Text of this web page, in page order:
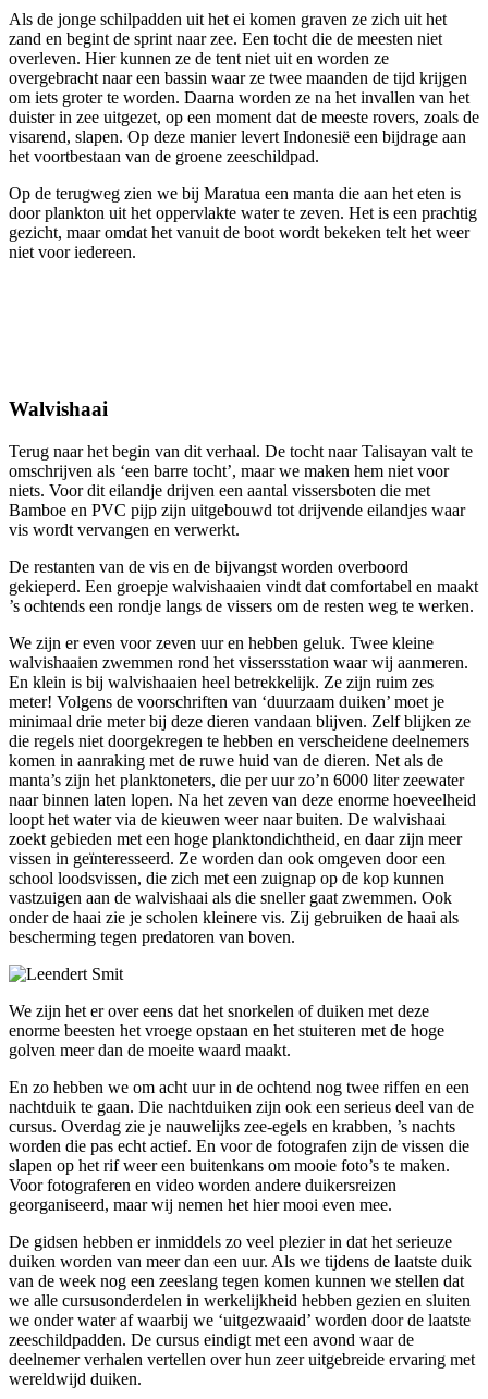
Als de jonge schilpadden uit het ei komen graven ze zich uit het
zand en begint de sprint naar zee. Een tocht die de meesten niet
overleven. Hier kunnen ze de tent niet uit en worden ze
overgebracht naar een bassin waar ze twee maanden de tijd krijgen
om iets groter te worden. Daarna worden ze na het invallen van het
duister in zee uitgezet, op een moment dat de meeste rovers, zoals de
visarend, slapen. Op deze manier levert Indonesië een bijdrage aan
het voortbestaan van de groene zeeschildpad.
Op de terugweg zien we bij Maratua een manta die aan het eten is
door plankton uit het oppervlakte water te zeven. Het is een prachtig
gezicht, maar omdat het vanuit de boot wordt bekeken telt het weer
niet voor iedereen.
Walvishaai
Terug naar het begin van dit verhaal. De tocht naar Talisayan valt te
omschrijven als ‘een barre tocht’, maar we maken hem niet voor
niets. Voor dit eilandje drijven een aantal vissersboten die met
Bamboe en PVC pijp zijn uitgebouwd tot drijvende eilandjes waar
vis wordt vervangen en verwerkt.
De restanten van de vis en de bijvangst worden overboord
gekieperd. Een groepje walvishaaien vindt dat comfortabel en maakt
’s ochtends een rondje langs de vissers om de resten weg te werken.
We zijn er even voor zeven uur en hebben geluk. Twee kleine
walvishaaien zwemmen rond het vissersstation waar wij aanmeren.
En klein is bij walvishaaien heel betrekkelijk. Ze zijn ruim zes
meter! Volgens de voorschriften van ‘duurzaam duiken’ moet je
minimaal drie meter bij deze dieren vandaan blijven. Zelf blijken ze
die regels niet doorgekregen te hebben en verscheidene deelnemers
komen in aanraking met de ruwe huid van de dieren. Net als de
manta’s zijn het planktoneters, die per uur zo’n 6000 liter zeewater
naar binnen laten lopen. Na het zeven van deze enorme hoeveelheid
loopt het water via de kieuwen weer naar buiten. De walvishaai
zoekt gebieden met een hoge planktondichtheid, en daar zijn meer
vissen in geïnteresseerd. Ze worden dan ook omgeven door een
school loodsvissen, die zich met een zuignap op de kop kunnen
vastzuigen aan de walvishaai als die sneller gaat zwemmen. Ook
onder de haai zie je scholen kleinere vis. Zij gebruiken de haai als
bescherming tegen predatoren van boven.
We zijn het er over eens dat het snorkelen of duiken met deze
enorme beesten het vroege opstaan en het stuiteren met de hoge
golven meer dan de moeite waard maakt.
En zo hebben we om acht uur in de ochtend nog twee riffen en een
nachtduik te gaan. Die nachtduiken zijn ook een serieus deel van de
cursus. Overdag zie je nauwelijks zee-egels en krabben, ’s nachts
worden die pas echt actief. En voor de fotografen zijn de vissen die
slapen op het rif weer een buitenkans om mooie foto’s te maken.
Voor fotograferen en video worden andere duikersreizen
georganiseerd, maar wij nemen het hier mooi even mee.
De gidsen hebben er inmiddels zo veel plezier in dat het serieuze
duiken worden van meer dan een uur. Als we tijdens de laatste duik
van de week nog een zeeslang tegen komen kunnen we stellen dat
we alle cursusonderdelen in werkelijkheid hebben gezien en sluiten
we onder water af waarbij we ‘uitgezwaaid’ worden door de laatste
zeeschildpadden. De cursus eindigt met een avond waar de
deelnemer verhalen vertellen over hun zeer uitgebreide ervaring met
wereldwijd duiken.